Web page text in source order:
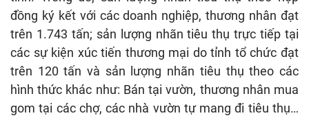
đồng ký kết với các doanh nghiệp, thương nhân đạt
trên 1.743 tấn; sản lượng nhãn tiêu thụ trực tiếp tại
các sự kiện xúc tiến thương mại do tỉnh tổ chức đạt
trên 120 tấn và sản lượng nhãn tiêu thụ theo các
hình thức khác như: Bán tại vườn, thương nhân mua
gom tại các chợ, các nhà vườn tự mang đi tiêu thụ…